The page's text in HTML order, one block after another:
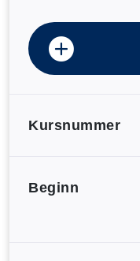
Kursnummer
Beginn